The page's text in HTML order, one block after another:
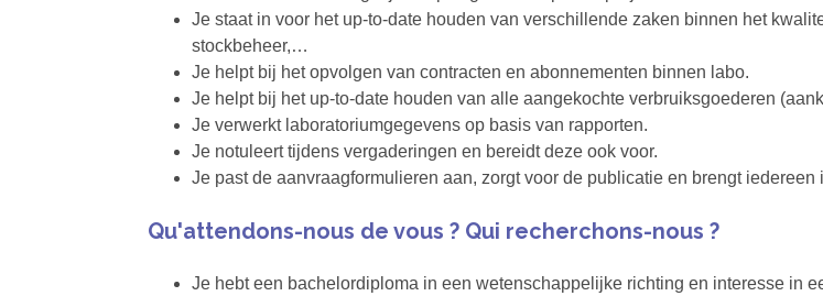
Je staat in voor het up-to-date houden van verschillende zaken binnen het
stockbeheer,…
Je helpt bij het opvolgen van contracten en abonnementen binnen labo.
Je helpt bij het up-to-date houden van alle aangekochte verbruiksgoederen
Je verwerkt laboratoriumgegevens op basis van rapporten.
Je notuleert tijdens vergaderingen en bereidt deze ook voor.
Je past de aanvraagformulieren aan, zorgt voor de publicatie en brengt
Qu'attendons-nous de vous ? Qui recherchons-nous ?
Je hebt een bachelordiploma in een wetenschappelijke richting en interesse in